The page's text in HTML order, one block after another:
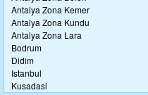
Antalya Zona Kemer
Antalya Zona Kundu
Antalya Zona Lara
Bodrum
Didim
Istanbul
Kusadasi